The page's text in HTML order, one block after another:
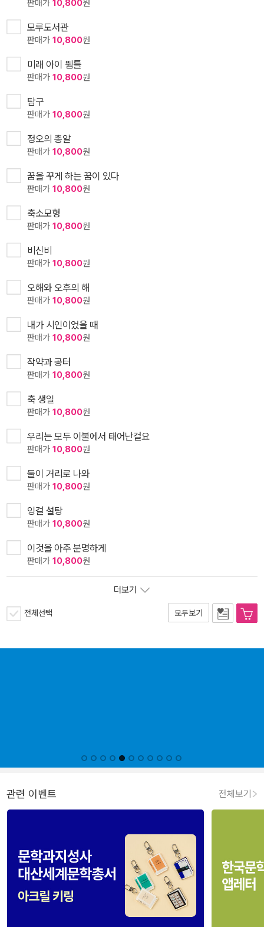
판매가 10,800원
모루도서관
판매가 10,800원
미래 아이 뜀틀
판매가 10,800원
탐구
판매가 10,800원
정오의 총알
판매가 10,800원
꿈을 꾸게 하는 꿈이 있다
판매가 10,800원
축소모형
판매가 10,800원
비신비
판매가 10,800원
오해와 오후의 해
판매가 10,800원
내가 시인이었을 때
판매가 10,800원
작약과 공터
판매가 10,800원
축 생일
판매가 10,800원
우리는 모두 이불에서 태어난걸요
판매가 10,800원
둘이 거리로 나와
판매가 10,800원
잉걸 설탕
판매가 10,800원
이것을 아주 분명하게
판매가 10,800원
더보기
전체선택 모두보기
관련 이벤트 전체보기